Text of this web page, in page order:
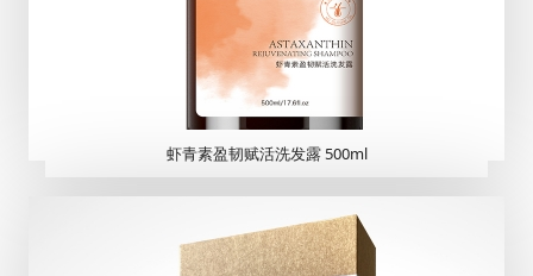
虾青素盈韧赋活洗发露 500ml